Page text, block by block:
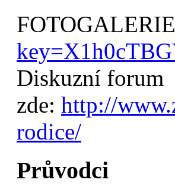
Diskuzní forum
zde: http://
rodice/
Průvodci